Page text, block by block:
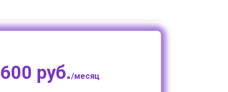
600 руб./месяц